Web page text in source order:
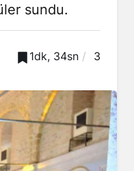
sundu.
1dk, 34sn 3